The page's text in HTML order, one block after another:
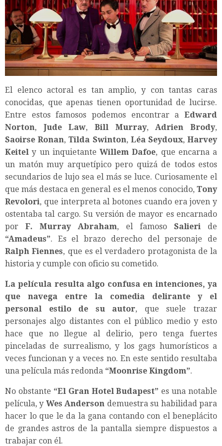
El elenco actoral es tan amplio, y con tantas caras
conocidas, que apenas tienen oportunidad de lucirse.
Entre estos famosos podemos encontrar a Edward
Norton, Jude Law,Bill Murray, Adrien Brody,
Saoirse Ronan,Tilda Swinton, Léa Seydoux,Harvey
Keitel y un inquietante Willem Dafoe, que encarna a
un matón muy arquetípico pero quizá de todos estos
secundarios de lujo sea el más se luce. Curiosamente el
que más destaca en general es el menos conocido, Tony
Revolori, que interpreta al botones cuando era joven y
ostentaba tal cargo. Su versión de mayor es encarnado
por F. Murray Abraham, el famoso Salieri de
“Amadeus”. Es el brazo derecho del personaje de
Ralph Fiennes, que es el verdadero protagonista de la
historia y cumple con oficio su cometido.
La película resulta algo confusa en intenciones, ya
que navega entre la comedia delirante y el
personal estilo de su autor, que suele trazar
personajes algo distantes con el público medio y esto
hace que no llegue al delirio, pero tenga fuertes
pinceladas de surrealismo, y los gags humorísticos a
veces funcionan y a veces no. En este sentido resultaba
una película más redonda “Moonrise Kingdom”.
No obstante “El Gran Hotel Budapest” es una notable
película, y Wes Anderson demuestra su habilidad para
hacer lo que le da la gana contando con el beneplácito
de grandes astros de la pantalla siempre dispuestos a
trabajar con él.